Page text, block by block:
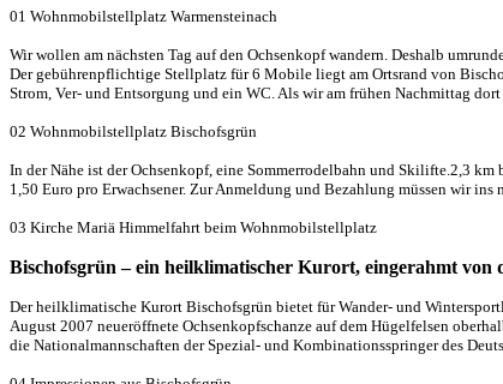
01 Wohnmobilstellplatz Warmensteinach
Wir wollen am nächsten Tag auf den Ochsenkopf wandern. Deshalb
Der gebührenpflichtige Stellplatz für 6 Mobile liegt am Ortsrand von
Strom, Ver- und Entsorgung und ein WC. Als wir am frühen Nachmittag
02 Wohnmobilstellplatz Bischofsgrün
In der Nähe ist der Ochsenkopf, eine Sommerrodelbahn und Skilifte.2,3
1,50 Euro pro Erwachsener. Zur Anmeldung und Bezahlung müssen wir
03 Kirche Mariä Himmelfahrt beim Wohnmobilstellplatz
Bischofsgrün – ein heilklimatischer Kurort, eingerahmt von
Der heilklimatische Kurort Bischofsgrün bietet für Wander- und
August 2007 neueröffnete Ochsenkopfschanze auf dem Hügelfelsen
die Nationalmannschaften der Spezial- und Kombinationsspringer des